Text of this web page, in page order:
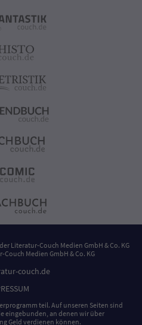
Literatur-Couch Medien GmbH & Co. KG
Medien GmbH & Co. KG
couch.de
teil. Auf unseren Seiten sind
eingebunden, an denen wir über
Geld verdienen können.